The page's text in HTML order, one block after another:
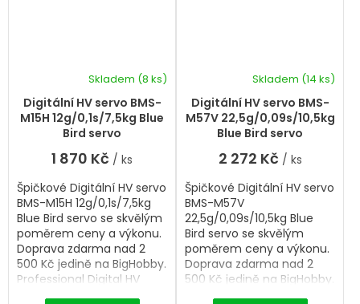
Digitální HV servo BMS-
M15H 12g/0,1s/7,5kg Blue
Bird servo
Skladem (8 ks)
1 870 Kč / ks
Špičkové Digitální HV servo
BMS-M15H 12g/0,1s/7,5kg
Blue Bird servo se skvělým
poměrem ceny a výkonu.
Doprava zdarma nad 2
500 Kč jedině na BigHobby.
Professional Digital HV
servo.
Digitální HV servo BMS-
M57V 22,5g/0,09s/10,5kg
Blue Bird servo
Skladem (14 ks)
2 272 Kč / ks
Špičkové Digitální HV servo
BMS-M57V
22,5g/0,09s/10,5kg Blue
Bird servo se skvělým
poměrem ceny a výkonu.
Doprava zdarma nad 2
500 Kč jedině na BigHobby.
Professional Digital HV